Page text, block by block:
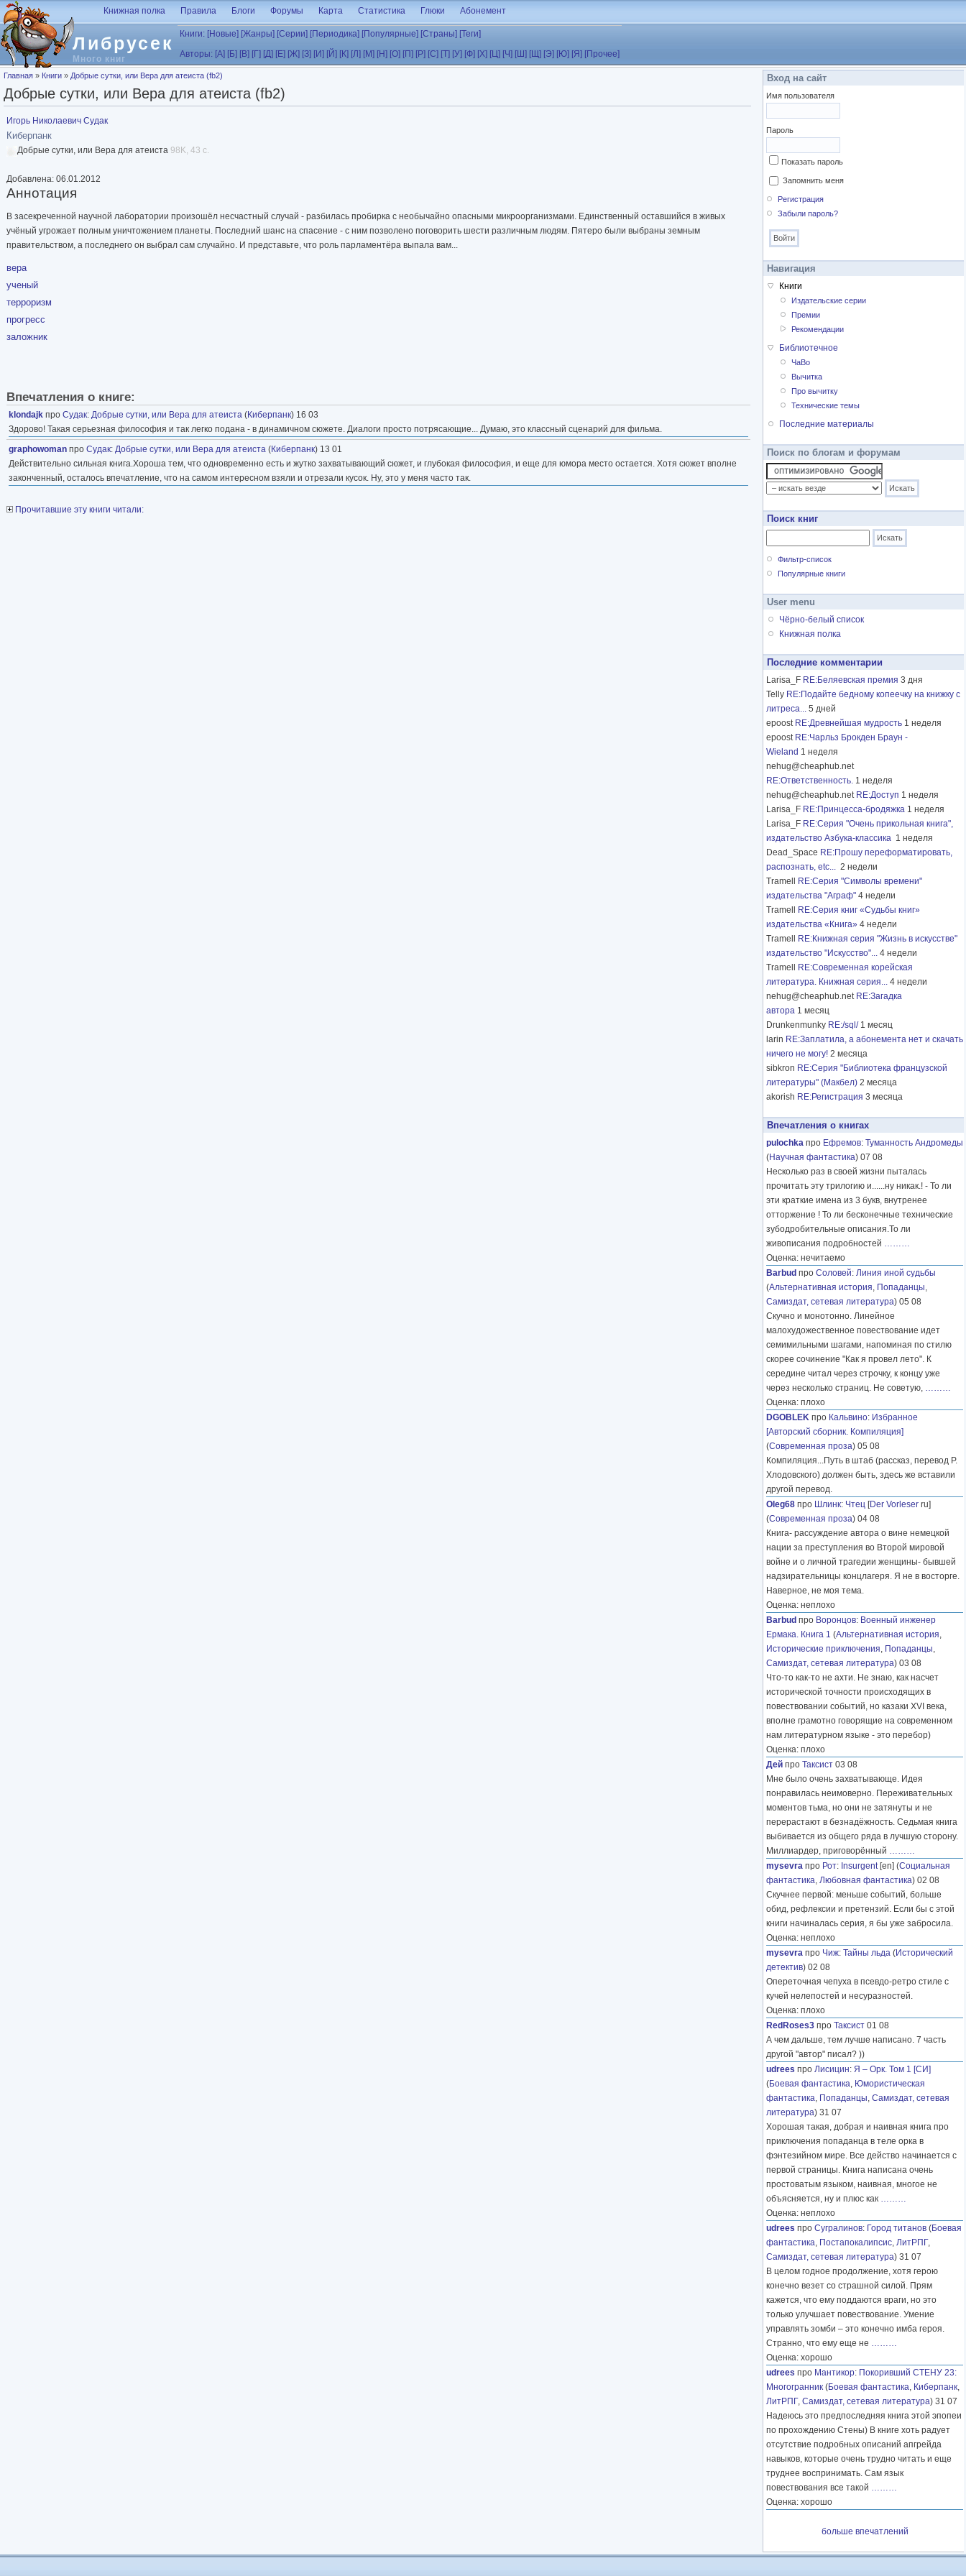
Перейти к основному содержанию
Либрусек
Много книг
Книжная полка Правила Блоги Форумы Карта Статистика Глюки Абонемент
Книги: [Новые] [Жанры] [Серии] [Периодика] [Популярные] [Страны] [Теги]
Авторы: [А] [Б] [В] [Г] [Д] [Е] [Ж] [З] [И] [Й] [К] [Л] [М] [Н] [О] [П] [Р] [С] [Т] [У] [Ф] [Х] [Ц] [Ч] [Ш] [Щ] [Э] [Ю] [Я] [Прочее]
Вы здесь
Главная » Книги » Добрые сутки, или Вера для атеиста (fb2)
Добрые сутки, или Вера для атеиста (fb2)
Игорь Николаевич Судак
Киберпанк
Добрые сутки, или Вера для атеиста 98K, 43 с.
Добавлена: 06.01.2012
Аннотация
В засекреченной научной лаборатории произошёл несчастный случай - разбилась пробирка с необычайно опасными микроорганизмами. Единственный оставшийся в живых
учёный угрожает полным уничтожением планеты. Последний шанс на спасение - с ним позволено поговорить шести различным людям. Пятеро были выбраны земным
правительством, а последнего он выбрал сам случайно. И представьте, что роль парламентёра выпала вам...
вера
ученый
терроризм
прогресс
заложник
Впечатления о книге:
klondajk про Судак: Добрые сутки, или Вера для атеиста (Киберпанк) 16 03
Здорово! Такая серьезная философия и так легко подана - в динамичном сюжете. Диалоги просто потрясающие... Думаю, это классный сценарий для фильма.
graphowoman про Судак: Добрые сутки, или Вера для атеиста (Киберпанк) 13 01
Действительно сильная книга.Хороша тем, что одновременно есть и жутко захватывающий сюжет, и глубокая философия, и еще для юмора место остается. Хотя сюжет вполне
законченный, осталось впечатление, что на самом интересном взяли и отрезали кусок. Ну, это у меня часто так.
Прочитавшие эту книги читали:
Вход на сайт
Имя пользователя
Пароль
Показать пароль
Запомнить меня
Регистрация
Забыли пароль?
Навигация
Книги
Издательские серии
Премии
Рекомендации
Библиотечное
ЧаВо
Вычитка
Про вычитку
Технические темы
Последние материалы
Поиск по блогам и форумам
Поиск книг
Фильтр-список
Популярные книги
User menu
Чёрно-белый список
Книжная полка
Последние комментарии
Larisa_F RE:Беляевская премия 3 дня
Telly RE:Подайте бедному копеечку на книжку с
литреса... 5 дней
epoost RE:Древнейшая мудрость 1 неделя
epoost RE:Чарльз Брокден Браун -
Wieland 1 неделя
nehug@cheaphub.net
RE:Ответственность. 1 неделя
nehug@cheaphub.net RE:Доступ 1 неделя
Larisa_F RE:Принцесса-бродяжка 1 неделя
Larisa_F RE:Серия "Очень прикольная книга",
издательство Азбука-классика 1 неделя
Dead_Space RE:Прошу переформатировать,
распознать, etc... 2 недели
Tramell
RE:Серия "Символы времени"
издательства "Аграф" 4 недели
Tramell
RE:Серия книг «Судьбы книг»
издательства «Книга» 4 недели
Tramell
RE:Книжная серия "Жизнь в искусстве"
издательство "Искусство"... 4 недели
Tramell
RE:Современная корейская
литература. Книжная серия... 4 недели
nehug@cheaphub.net RE:Загадка
автора 1 месяц
Drunkenmunky RE:/sql/ 1 месяц
larin RE:Заплатила, а абонемента нет и скачать
ничего не могу! 2 месяца
sibkron RE:Серия "Библиотека французской
литературы" (Макбел) 2 месяца
akorish RE:Регистрация 3 месяца
Впечатления о книгах
pulochka про Ефремов: Туманность Андромеды
(Научная фантастика) 07 08
Несколько раз в своей жизни пыталась
прочитать эту трилогию и......ну никак.! - То ли
эти краткие имена из 3 букв, внутренее
отторжение ! То ли бесконечные технические
зубодробительные описания.То ли
живописания подробностей ………
Оценка: нечитаемо
Barbud про Соловей: Линия иной судьбы
(Альтернативная история, Попаданцы,
Самиздат, сетевая литература) 05 08
Скучно и монотонно. Линейное
малохудожественное повествование идет
семимильными шагами, напоминая по стилю
скорее сочинение "Как я провел лето". К
середине читал через строчку, к концу уже
через несколько страниц. Не советую, ………
Оценка: плохо
DGOBLEK про Кальвино: Избранное
[Авторский сборник. Компиляция]
(Современная проза) 05 08
Компиляция...Путь в штаб (рассказ, перевод Р.
Хлодовского) должен быть, здесь же вставили
другой перевод.
Oleg68 про Шлинк: Чтец [Der Vorleser ru]
(Современная проза) 04 08
Книга- рассуждение автора о вине немецкой
нации за преступления во Второй мировой
войне и о личной трагедии женщины- бывшей
надзирательницы концлагеря. Я не в восторге.
Наверное, не моя тема.
Оценка: неплохо
Barbud про Воронцов: Военный инженер
Ермака. Книга 1 (Альтернативная история,
Исторические приключения, Попаданцы,
Самиздат, сетевая литература) 03 08
Что-то как-то не ахти. Не знаю, как насчет
исторической точности происходящих в
повествовании событий, но казаки XVI века,
вполне грамотно говорящие на современном
нам литературном языке - это перебор)
Оценка: плохо
Дей про Таксист 03 08
Мне было очень захватывающе. Идея
понравилась неимоверно. Переживательных
моментов тьма, но они не затянуты и не
перерастают в безнадёжность. Седьмая книга
выбивается из общего ряда в лучшую сторону.
Миллиардер, приговорённый ………
mysevra про Рот: Insurgent[en] (Социальная
фантастика, Любовная фантастика) 02 08
Скучнее первой: меньше событий, больше
обид, рефлексии и претензий. Если бы с этой
книги начиналась серия, я бы уже забросила.
Оценка: неплохо
mysevra про Чиж: Тайны льда (Исторический
детектив) 02 08
Опереточная чепуха в псевдо-ретро стиле с
кучей нелепостей и несуразностей.
Оценка: плохо
RedRoses3 про Таксист 01 08
А чем дальше, тем лучше написано. 7 часть
другой "автор" писал? ))
udrees про Лисицин: Я – Орк. Том 1 [СИ]
(Боевая фантастика, Юмористическая
фантастика, Попаданцы, Самиздат, сетевая
литература) 31 07
Хорошая такая, добрая и наивная книга про
приключения попаданца в теле орка в
фэнтезийном мире. Все действо начинается с
первой страницы. Книга написана очень
простоватым языком, наивная, многое не
объясняется, ну и плюс как ………
Оценка: неплохо
udrees про Сугралинов: Город титанов (Боевая
фантастика, Постапокалипсис, ЛитРПГ,
Самиздат, сетевая литература) 31 07
В целом годное продолжение, хотя герою
конечно везет со страшной силой. Прям
кажется, что ему поддаются враги, но это
только улучшает повествование. Умение
управлять зомби – это конечно имба героя.
Странно, что ему еще не ………
Оценка: хорошо
udrees про Мантикор: Покоривший СТЕНУ 23:
Многогранник (Боевая фантастика, Киберпанк,
ЛитРПГ, Самиздат, сетевая литература) 31 07
Надеюсь это предпоследняя книга этой эпопеи
по прохождению Стены) В книге хоть радует
отсутствие подробных описаний апгрейда
навыков, которые очень трудно читать и еще
труднее воспринимать. Сам язык
повествования все такой ………
Оценка: хорошо
больше впечатлений